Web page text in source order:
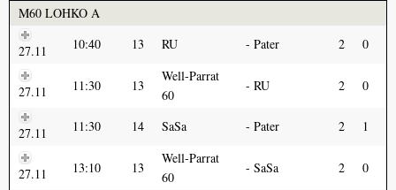
M60 LOHKO A
27.11 10:40 13 RU Pater 2 0
27.11 11:30 13
Well-Parrat
60
RU 2 0
27.11 11:30 14 SaSa Pater 2 1
27.11 13:10 13
Well-Parrat
60
SaSa 2 0